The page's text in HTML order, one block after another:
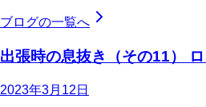
ブログの一覧へ
出張時の息抜き（その11）
2023年3月12日